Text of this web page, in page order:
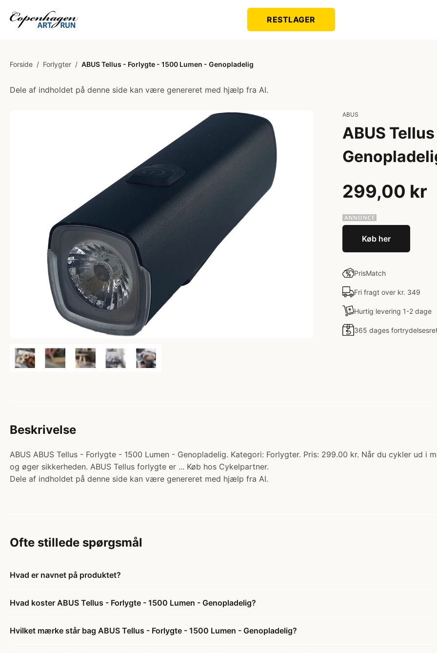
RESTLAGER
Forside / Forlygter / ABUS Tellus - Forlygte - 1500 Lumen - Genopladelig
Dele af indholdet på denne side kan være genereret med hjælp fra AI.
ABUS
ABUS
299,00 kr
Køb her
PrisMatch
Fri fragt over kr. 349
Hurtig levering 1-2 dage
365 dages
Beskrivelse
ABUS ABUS Tellus - Forlygte - 1500 Lumen - Genopladelig. Kategori: Forlygter. Pris: 299.00 kr. Når du cykler ud
og øger sikkerheden. ABUS Tellus forlygte er ... Køb hos Cykelpartner.
Dele af indholdet på denne side kan være genereret med hjælp fra AI.
Ofte stillede spørgsmål
Hvad er navnet på produktet?
Hvad koster ABUS Tellus - Forlygte - 1500 Lumen - Genopladelig?
Hvilket mærke står bag ABUS Tellus - Forlygte - 1500 Lumen - Genopladelig?